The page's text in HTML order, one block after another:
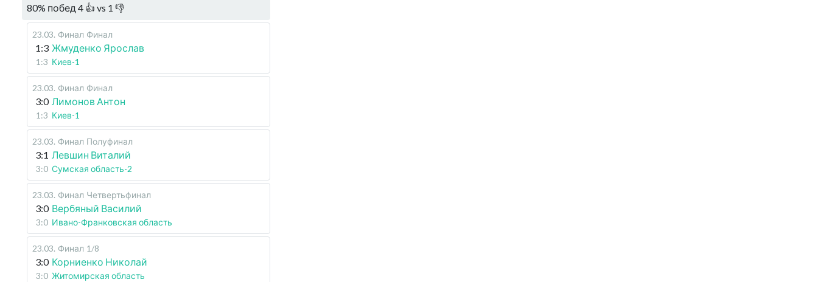
80% побед 4 👍 vs 1 👎
23.03. Финал Финал
1:3 Жмуденко Ярослав
1:3 Киев-1
23.03. Финал Финал
3:0 Лимонов Антон
1:3 Киев-1
23.03. Финал Полуфинал
3:1 Левшин Виталий
3:0 Сумская область-2
23.03. Финал Четвертьфинал
3:0 Вербяный Василий
3:0 Ивано-Франковская область
23.03. Финал 1/8
3:0 Корниенко Николай
3:0 Житомирская область